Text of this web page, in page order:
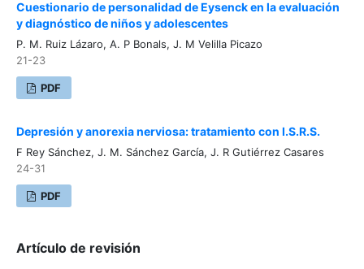
Cuestionario de personalidad de Eysenck en la evaluación
y diagnóstico de niños y adolescentes
P. M. Ruiz Lázaro, A. P Bonals, J. M Velilla Picazo
21-23
PDF
Depresión y anorexia nerviosa: tratamiento con I.S.R.S.
F Rey Sánchez, J. M. Sánchez García, J. R Gutiérrez Casares
24-31
PDF
Artículo de revisión